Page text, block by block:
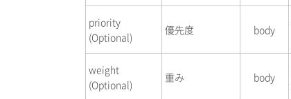
priority
(Optional)
優先度 body
weight
(Optional)
重み body